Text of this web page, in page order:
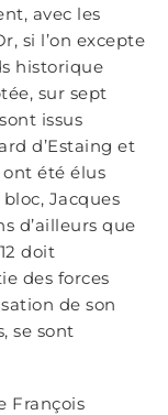
avec les
si l’on excepte
historique
sur sept
issus
d’Estaing et
été élus
Jacques
d’ailleurs que
doit
des forces
de son
se sont
François